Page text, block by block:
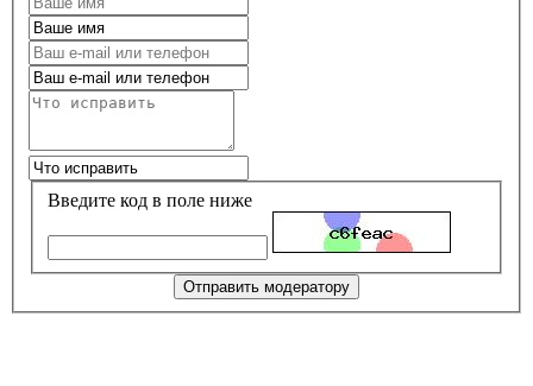
Введите код в поле ниже
Отправить модератору